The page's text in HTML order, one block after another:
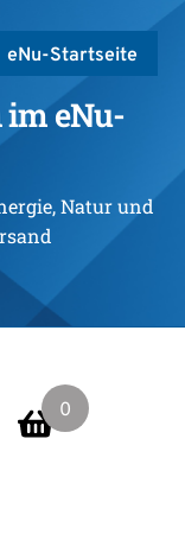
eNu-Startseite
eNu-
Natur und
0